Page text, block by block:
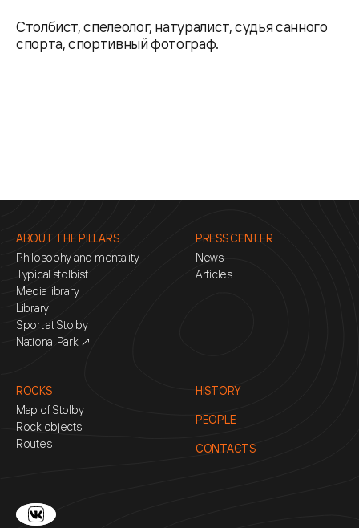
Столбист, спелеолог, натуралист, судья санного
спорта, спортивный фотограф.
ABOUT THE PILLARS
Philosophy and mentality
Typical stolbist
Media library
Library
Sport at Stolby
National Park ↗
PRESS CENTER
News
Articles
ROCKS
Map of Stolby
Rock objects
Routes
HISTORY
PEOPLE
CONTACTS